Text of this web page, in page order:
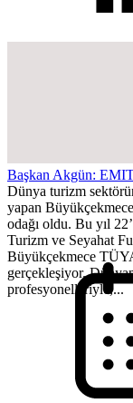
Başkan Akgün:
Dünya turizm
yapan
odağı oldu. Bu yıl
Turizm ve Seyahat
Büyükçekmece
gerçekleşiyor.
profesyonelleriyle,...